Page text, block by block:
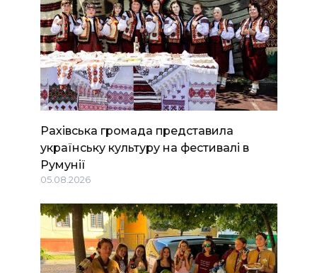
Рахівська громада представила
українську культуру на фестивалі в
Румунії
05.08.2026